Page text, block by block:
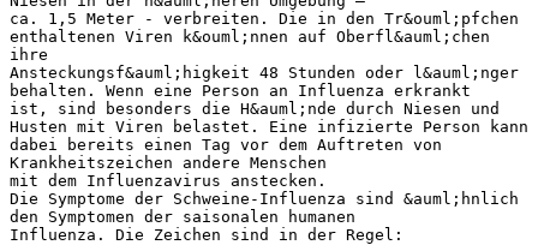
ca. 1,5 Meter - verbreiten. Die in den Tr&ouml;pfchen
enthaltenen Viren k&ouml;nnen auf Oberfl&auml;chen
ihre
Ansteckungsf&auml;higkeit 48 Stunden oder l&auml;nger
behalten. Wenn eine Person an Influenza erkrankt
ist, sind besonders die H&auml;nde durch Niesen und
Husten mit Viren belastet. Eine infizierte Person kann
dabei bereits einen Tag vor dem Auftreten von
Krankheitszeichen andere Menschen
mit dem Influenzavirus anstecken.
Die Symptome der Schweine-Influenza sind &auml;hnlich
den Symptomen der saisonalen humanen
Influenza. Die Zeichen sind in der Regel: